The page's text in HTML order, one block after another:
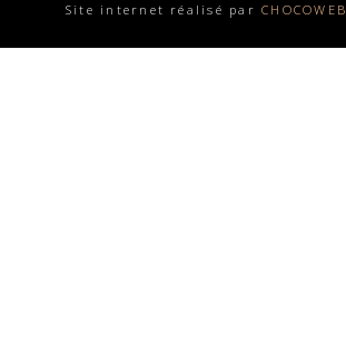
Site internet réalisé parCHOCOWEB